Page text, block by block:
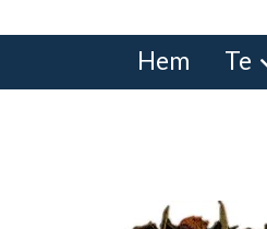
Hem Te